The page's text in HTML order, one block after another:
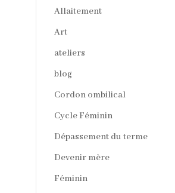
Allaitement
Art
ateliers
blog
Cordon ombilical
Cycle Féminin
Dépassement du terme
Devenir mère
Féminin